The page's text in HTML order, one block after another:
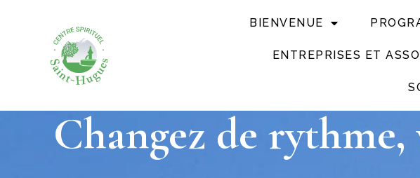
BIENVENUE
ENTREPRISES ET
Changez de rythme,